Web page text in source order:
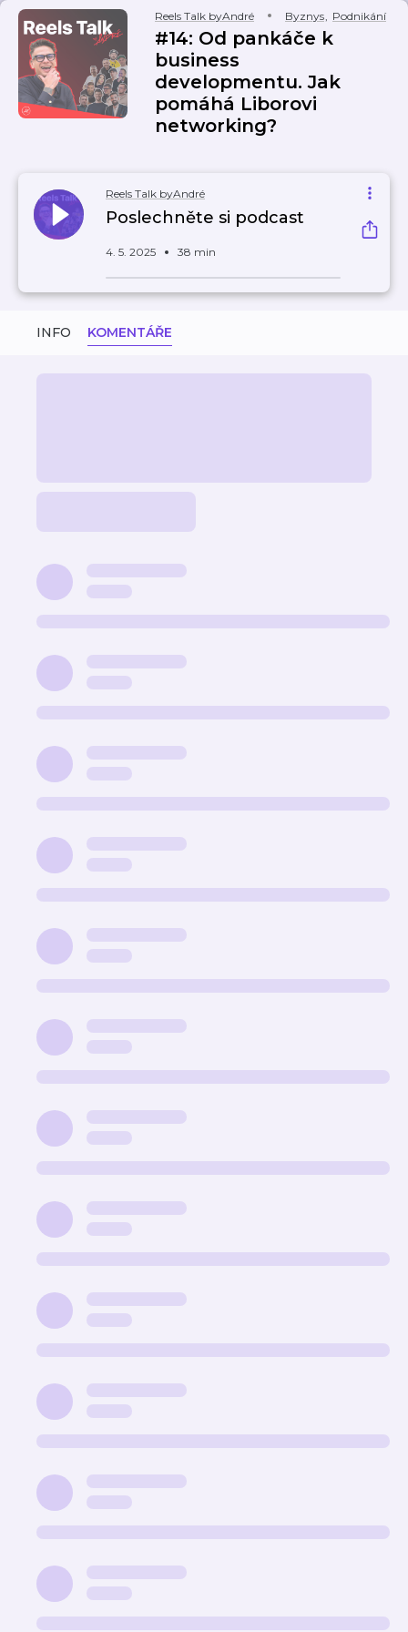
Reels Talk byAndré Byznys, Podnikání
#14: Od pankáče k
business
developmentu. Jak
pomáhá Liborovi
networking?
Reels Talk byAndré
Poslechněte si podcast
4. 5. 2025 38 min
INFO KOMENTÁŘE